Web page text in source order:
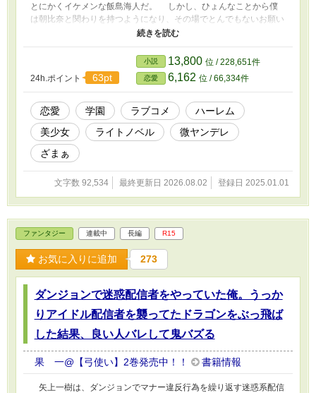
とにかくイケメンな飯島海人だ。 しかし、ひょんなことから僕
は朝比奈と関わりを持つようになり、その場でとんでもないお願い
をされる。 「私と、海人くんの恋のキューピッドになってくださ
い！」 彼女いない歴＝年齢の恋愛マスター（大爆笑）は、美少
女の恋を応援するようになって――ってちょっと待て。恋愛の矢印
が向く方向おかしい。なんか僕とフラグ立ってない？ ――これ
は、学校の美少女達の恋を応援していたら、なぜか僕がモテていた
お話。 ※本作は小説家になろう、カクヨムでも公開しています。
24h.ポイント 63pt
小説 13,800 位 / 228,651件
恋愛 6,162 位 / 66,334件
恋愛 学園 ラブコメ
ハーレム
美少女
ライトノベル
微ヤンデレ
ざまぁ
文字数 92,534 最終更新日 2026.08.02 登録日 2025.01.01
ファンタジー 連載中 長編 R15
お気に入りに追加 273
ダンジョンで迷惑配信者をやっていた俺。うっか
りアイドル配信者を襲ってたドラゴンをぶっ飛ば
した結果、良い人バレして鬼バズる
果 一@【弓使い】2巻発売中！！ 書籍情報
矢上一樹は、ダンジョンでマナー違反行為を繰り返す迷惑系配信